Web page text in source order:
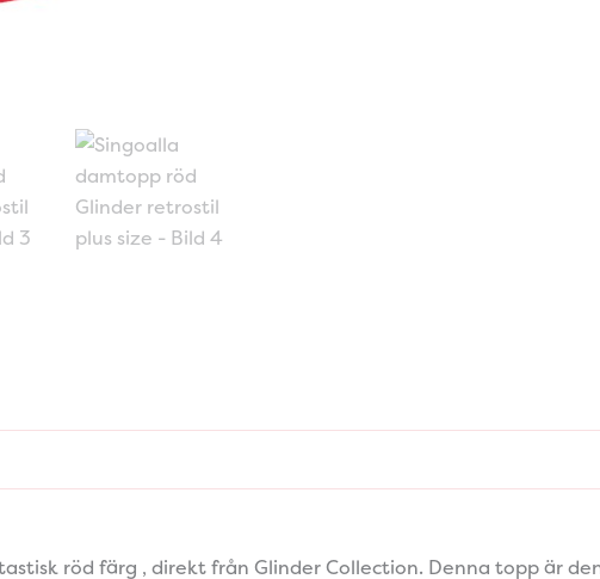
röd färg , direkt från Glinder Collection. Denna topp är